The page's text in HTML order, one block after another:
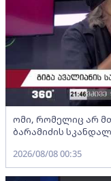
ომი, რომელიც არ
ბარამიძის
2026/08/08 00:35